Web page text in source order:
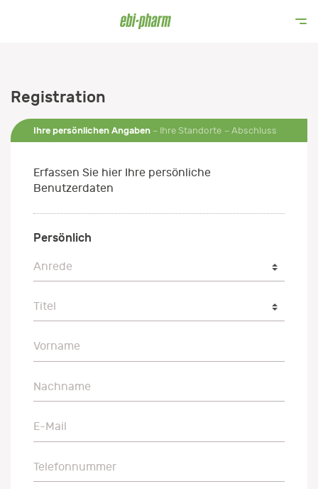
Registration
Ihre persönlichen Angaben Ihre Standorte Abschluss
Erfassen Sie hier Ihre persönliche
Benutzerdaten
Persönlich
Anrede
Anrede
Titel
Titel
Vorname
Vorname
Nachname
Nachname
E-Mail
E-Mail
Telefonnummer
Telefonnummer